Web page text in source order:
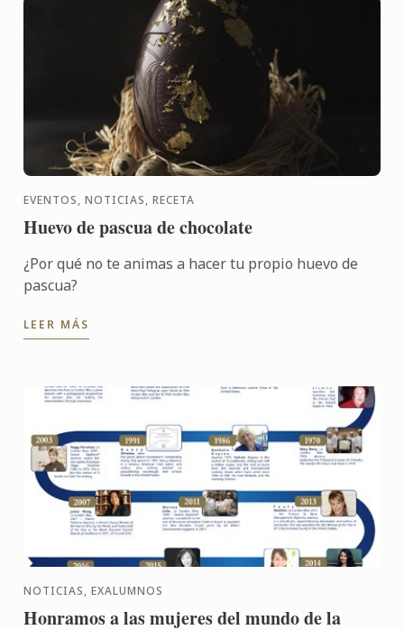
EVENTOS, NOTICIAS, RECETA
Huevo de pascua de chocolate
¿Por qué no te animas a hacer tu propio huevo de
pascua?
LEER MÁS
NOTICIAS, EXALUMNOS
Honramos a las mujeres del mundo de la